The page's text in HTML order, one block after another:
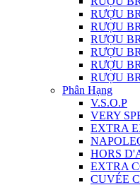
RƯỢU
RƯỢU
RƯỢU
RƯỢU
RƯỢU
RƯỢU
Phân Hạng
V.S.O.P
VERY
EXTRA
HORS
EXTRA
CUVÉE